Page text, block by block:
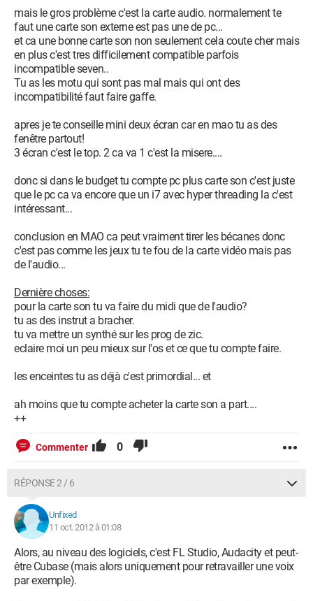
mais le gros problème c'est la carte audio. normalement te
faut une carte son externe est pas une de pc...
et ca une bonne carte son non seulement cela coute cher mais
en plus c'est tres difficilement compatible parfois
incompatible seven..
Tu as les motu qui sont pas mal mais qui ont des
incompatibilité faut faire gaffe.
apres je te conseille mini deux écran car en mao tu as des
fenêtre partout!
3 écran c'est le top. 2 ca va 1 c'est la misere....
donc si dans le budget tu compte pc plus carte son c'est juste
que le pc ca va encore que un i7 avec hyper threading la c'est
intéressant...
conclusion en MAO ca peut vraiment tirer les bécanes donc
c'est pas comme les jeux tu te fou de la carte vidéo mais pas
de l'audio...
Dernière choses:
pour la carte son tu va faire du midi que de l'audio?
tu as des instrut a bracher.
tu va mettre un synthé sur les prog de zic.
eclaire moi un peu mieux sur l'os et ce que tu compte faire.
les enceintes tu as déjà c'est primordial... et
ah moins que tu compte acheter la carte son a part....
++
Commenter 0
RÉPONSE 2 / 6
Unfixed
11 oct. 2012 à 01:08
Alors, au niveau des logiciels, c'est FL Studio, Audacity et peut-
être Cubase (mais alors uniquement pour retravailler une voix
par exemple).